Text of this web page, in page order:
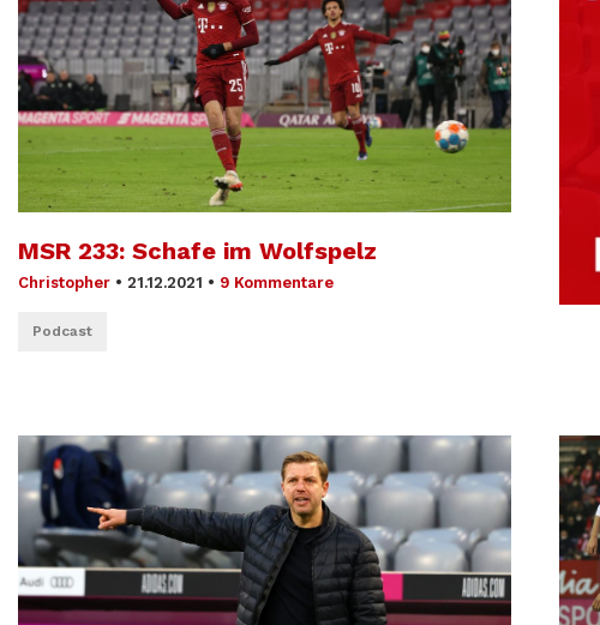
MSR 233: Schafe im Wolfspelz
Christopher • 21.12.2021 • 9 Kommentare
Podcast